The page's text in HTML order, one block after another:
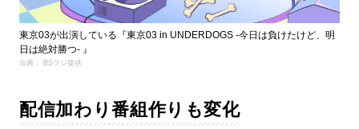
東京03が出演している『東京03 in UNDERDOGS -今日は負けたけど、明
日は絶対勝つ- 』
出典： BSフジ提供
配信加わり番組作りも変化